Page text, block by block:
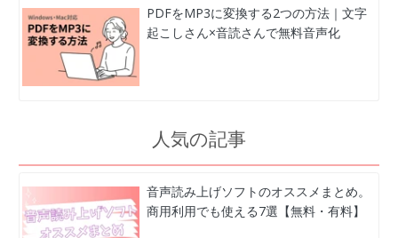
PDFをMP3に変換する2つの方法｜文字
起こしさん×音読さんで無料音声化
人気の記事
音声読み上げソフトのオススメまとめ。
商用利用でも使える7選【無料・有料】